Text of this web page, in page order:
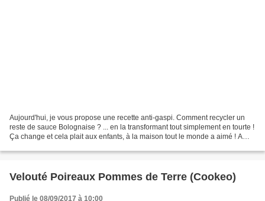
Aujourd'hui, je vous propose une recette anti-gaspi. Comment recycler un
reste de sauce Bolognaise ? ... en la transformant tout simplement en tourte !
Ça change et cela plait aux enfants, à la maison tout le monde a aimé ! A
Velouté Poireaux Pommes de Terre (Cookeo)
Publié le 08/09/2017 à 10:00